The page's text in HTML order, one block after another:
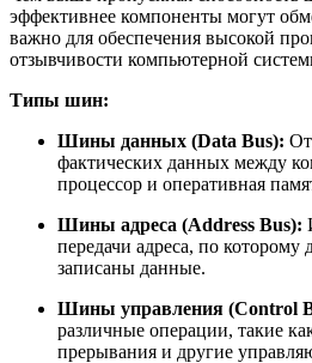
эффективнее компоненты могут
важно для обеспечения высокой
отзывчивости компьютерной
Типы шин:
Шины данных (Data Bus):
фактических данных между
процессор и оперативная
Шины адреса (Address Bus):
передачи адреса, по
записаны данные.
Шины управления (Control
различные операции, такие
прерывания и другие